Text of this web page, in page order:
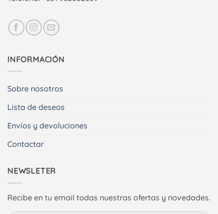
INFORMACIÓN
Sobre nosotros
Lista de deseos
Envíos y devoluciones
Contactar
NEWSLETER
Recibe en tu email todas nuestras ofertas y novedades.